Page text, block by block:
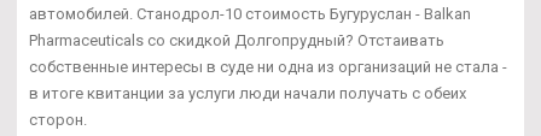
автомобилей. Станодрол-10 стоимость Бугуруслан - Balkan
Pharmaceuticals со скидкой Долгопрудный? Отстаивать
собственные интересы в суде ни одна из организаций не стала -
в итоге квитанции за услуги люди начали получать с обеих
сторон.